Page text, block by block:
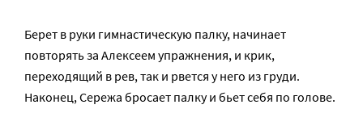
Берет в руки гимнастическую палку, начинает
повторять за Алексеем упражнения, и крик,
переходящий в рев, так и рвется у него из груди.
Наконец, Сережа бросает палку и бьет себя по голове.